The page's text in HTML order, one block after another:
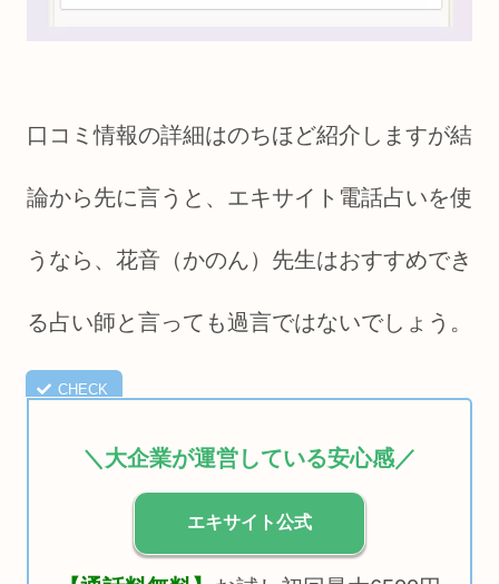
口コミ情報の詳細はのちほど紹介しますが結
論から先に言うと、エキサイト電話占いを使
うなら、花音（かのん）先生はおすすめでき
る占い師と言っても過言ではないでしょう。
＼大企業が運営している安心感／
エキサイト公式